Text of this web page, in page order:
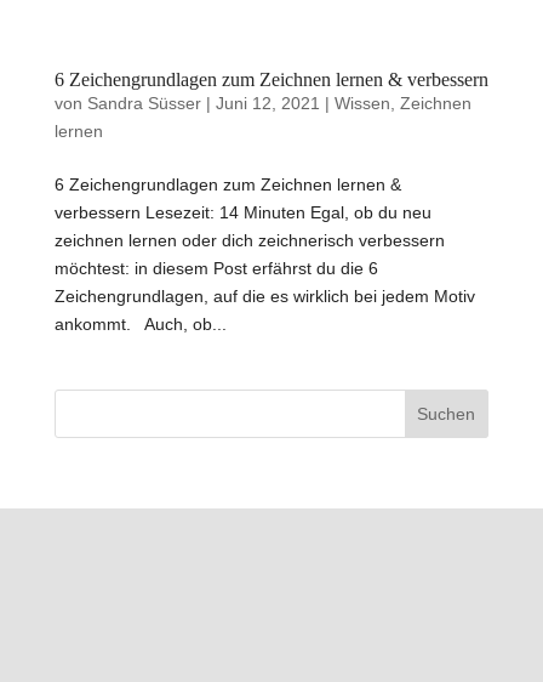
6 Zeichengrundlagen zum Zeichnen lernen & verbessern
von Sandra Süsser| Juni 12, 2021 | Wissen Zeichnen
lernen
6 Zeichengrundlagen zum Zeichnen lernen &
verbessern Lesezeit: 14 Minuten Egal, ob du neu
zeichnen lernen oder dich zeichnerisch verbessern
möchtest: in diesem Post erfährst du die 6
Zeichengrundlagen, auf die es wirklich bei jedem Motiv
ankommt. Auch, ob...